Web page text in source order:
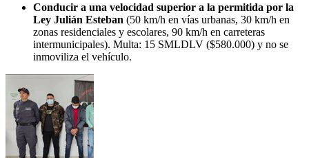
Conducir a una velocidad superior a la permitida por la
Ley Julián Esteban (50 km/h en vías urbanas, 30 km/h en
zonas residenciales y escolares, 90 km/h en carreteras
intermunicipales). Multa: 15 SMLDLV ($580.000) y no se
inmoviliza el vehículo.